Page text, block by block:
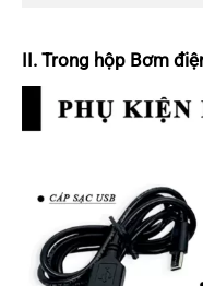
II. Trong hộp Bơm